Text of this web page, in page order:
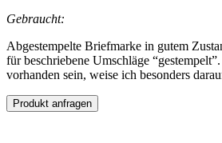
Gebraucht:
Abgestempelte Briefmarke in gutem
für beschriebene Umschläge
vorhanden sein, weise ich besonders
Produkt anfragen